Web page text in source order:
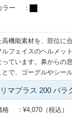
ラー
機能素材を、部位に
フェイスのヘルメッ
っています。鼻からの
で、ゴーグルやシー
マプラス 200 バラ
格
¥4,070（税込）